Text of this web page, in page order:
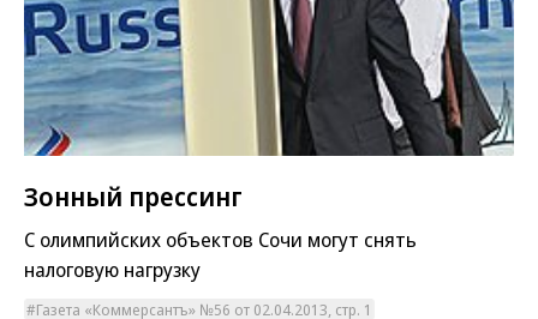
Зонный прессинг
С олимпийских объектов Сочи могут снять
налоговую нагрузку
Газета «Коммерсантъ» №56 от 02.04.2013, стр. 1